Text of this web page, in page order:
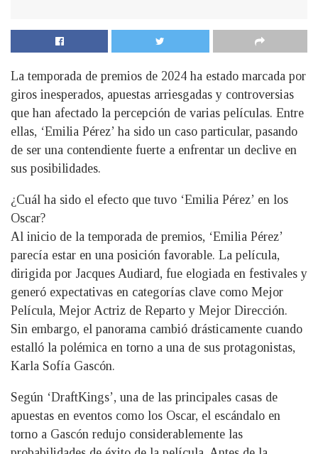
La temporada de premios de 2024 ha estado marcada por
giros inesperados, apuestas arriesgadas y controversias
que han afectado la percepción de varias películas. Entre
ellas, ‘Emilia Pérez’ ha sido un caso particular, pasando
de ser una contendiente fuerte a enfrentar un declive en
sus posibilidades.
¿Cuál ha sido el efecto que tuvo ‘Emilia Pérez’ en los
Oscar?
Al inicio de la temporada de premios, ‘Emilia Pérez’
parecía estar en una posición favorable. La película,
dirigida por Jacques Audiard, fue elogiada en festivales y
generó expectativas en categorías clave como Mejor
Película, Mejor Actriz de Reparto y Mejor Dirección.
Sin embargo, el panorama cambió drásticamente cuando
estalló la polémica en torno a una de sus protagonistas,
Karla Sofía Gascón.
Según ‘DraftKings’, una de las principales casas de
apuestas en eventos como los Oscar, el escándalo en
torno a Gascón redujo considerablemente las